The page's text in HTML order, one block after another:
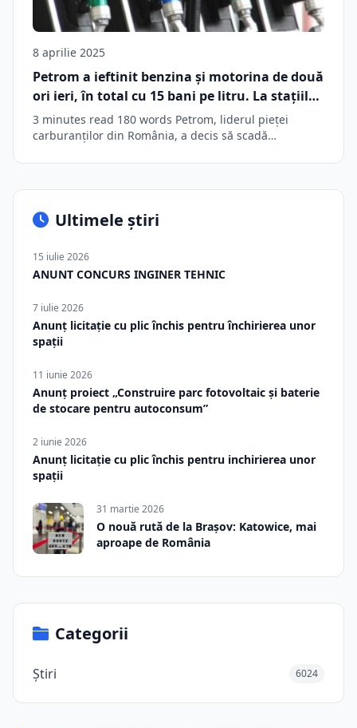
8 aprilie 2025
Petrom a ieftinit benzina și motorina de două
ori ieri, în total cu 15 bani pe litru. La stațiile
de alimentare din Brașov sunt diferențe de
preț și de 23 de bani pe litru
3 minutes read 180 words Petrom, liderul pieței
carburanților din România, a decis să scadă…
Ultimele știri
15 iulie 2026
ANUNT CONCURS INGINER TEHNIC
7 iulie 2026
Anunț licitație cu plic închis pentru închirierea unor
spații
11 iunie 2026
Anunț proiect „Construire parc fotovoltaic și baterie
de stocare pentru autoconsum”
2 iunie 2026
Anunț licitație cu plic închis pentru inchirierea unor
spații
31 martie 2026
O nouă rută de la Brașov: Katowice, mai
aproape de România
Categorii
Știri 6024